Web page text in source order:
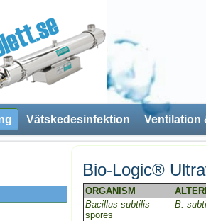
Vätskedesinfektion Ventilation
Bio-Logic®
ORGANISM
Bacillus subtilis
spores
B.